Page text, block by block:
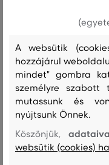
A websütik
hozzájárul
mindet" gombra
személyre szabott
mutassunk és
nyújtsunk Önnek.
Köszönjük,
websütik (cookies)